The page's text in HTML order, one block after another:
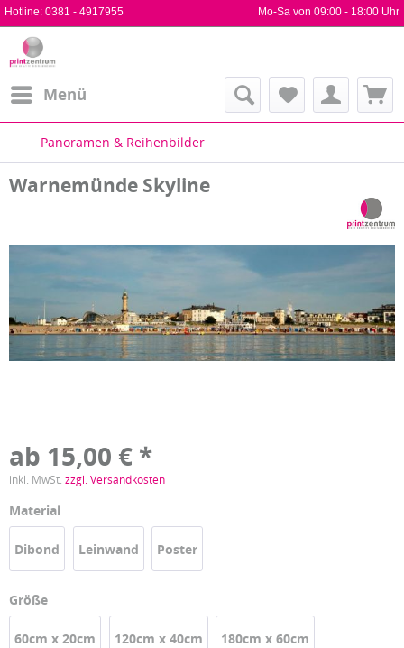
Hotline: 0381 - 4917955 Mo-Sa von 09:00 - 18:00 Uhr
Menü
Panoramen & Reihenbilder
Warnemünde Skyline
ab 15,00 € *
inkl. MwSt. zzgl. Versandkosten
Material
Dibond Leinwand Poster
Größe
60cm x 20cm 120cm x 40cm 180cm x 60cm